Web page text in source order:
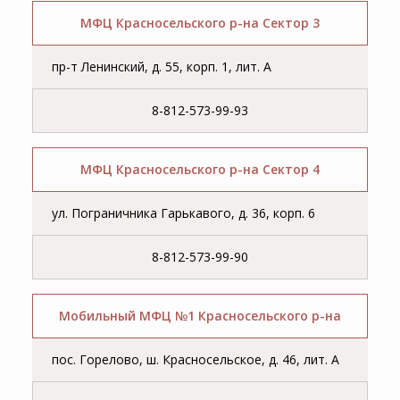
МФЦ Красносельского р-на Сектор 3
пр-т Ленинский, д. 55, корп. 1, лит. А
8-812-573-99-93
МФЦ Красносельского р-на Сектор 4
ул. Пограничника Гарькавого, д. 36, корп. 6
8-812-573-99-90
Мобильный МФЦ №1 Красносельского р-на
пос. Горелово, ш. Красносельское, д. 46, лит. А